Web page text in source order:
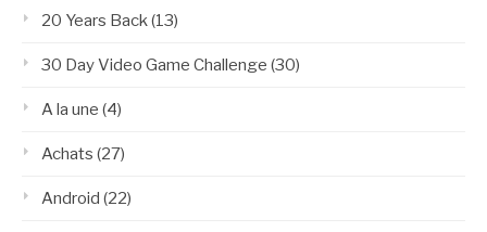
20 Years Back(13)
30 Day Video Game Challenge (30)
A la une (4)
Achats (27)
Android (22)